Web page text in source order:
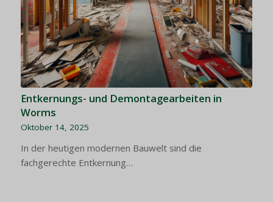
Entkernungs- und Demontagearbeiten in
Worms
Oktober 14, 2025
In der heutigen modernen Bauwelt sind die
fachgerechte Entkernung…